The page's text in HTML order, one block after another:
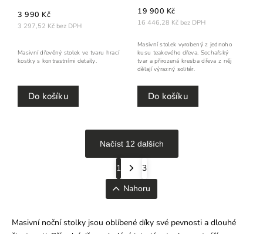
3 297,52 Kč bez DPH
3 990 Kč
Do košíku
Masivní dřevěný stolek ve tvaru hrací
kostky s kontrastními detaily.
16 446,28 Kč bez DPH
19 900 Kč
Do košíku
Masivní stolek vyrobený z jednoho
kusu teakového dřeva. Sochařský
tvar a přirozená kresba dřeva z něj
dělají výrazný solitér.
Načíst 12 dalších
1
3
Nahoru
Masivní noční stolky jsou oblíbené díky své pevnosti a dlouhé